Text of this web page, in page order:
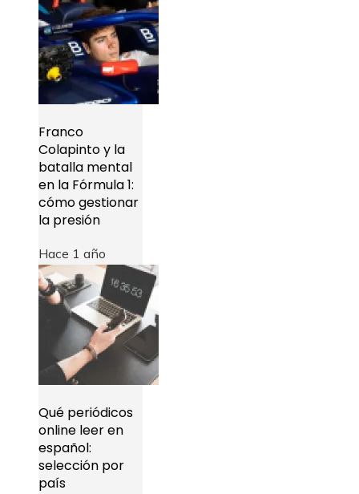
Franco
Colapinto y la
batalla mental
en la Fórmula 1:
cómo gestionar
la presión
Hace 1 año
Qué periódicos
online leer en
español:
selección por
país